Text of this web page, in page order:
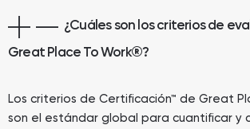
¿Cuáles son los criterios de
Great Place To Work®?
Los criterios de Certificación™ de Great
son el estándar global para cuantificar y